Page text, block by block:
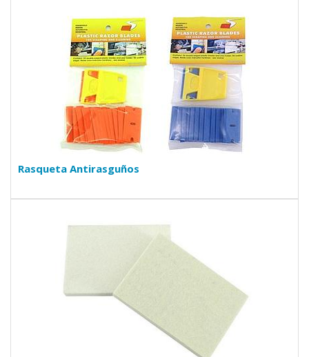
Rasqueta Antirasguños